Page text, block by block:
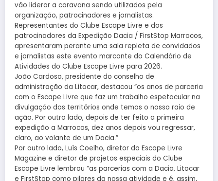
vão liderar a caravana sendo utilizados pela
organização, patrocinadores e jornalistas.
Representantes do Clube Escape Livre e dos
patrocinadores da Expedição Dacia / FirstStop Marrocos,
apresentaram perante uma sala repleta de convidados
e jornalistas este evento marcante do Calendário de
Atividades do Clube Escape Livre para 2026.
João Cardoso, presidente do conselho de
administração da Litocar, destacou “os anos de parceria
com o Escape Livre que faz um trabalho espetacular na
divulgação dos territórios onde temos o nosso raio de
ação. Por outro lado, depois de ter feito a primeira
expedição a Marrocos, dez anos depois vou regressar,
claro, ao volante de um Dacia.”
Por outro lado, Luís Coelho, diretor da Escape Livre
Magazine e diretor de projetos especiais do Clube
Escape Livre lembrou “as parcerias com a Dacia, Litocar
e FirstStop como pilares da nossa atividade e é, assim,